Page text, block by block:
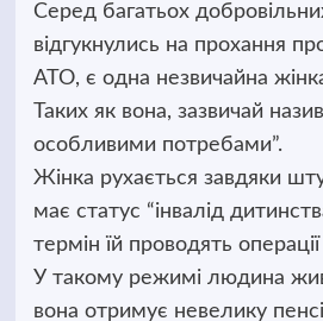
Серед багатьох
відгукнулись на прохання
АТО, є одна незвичайна
Таких як вона, зазвичай
особливими потребами”.
Жінка рухається завдяки
має статус “інвалід
термін їй проводять
У такому режимі людина
вона отримує невелику